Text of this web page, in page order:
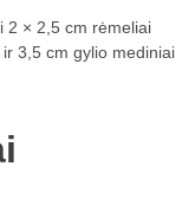
2 × 2,5 cm rėmeliai
3,5 cm gylio mediniai